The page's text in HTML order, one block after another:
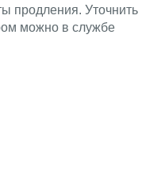
продления. Уточнить
можно в службе